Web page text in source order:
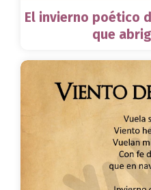
El invierno poético
que